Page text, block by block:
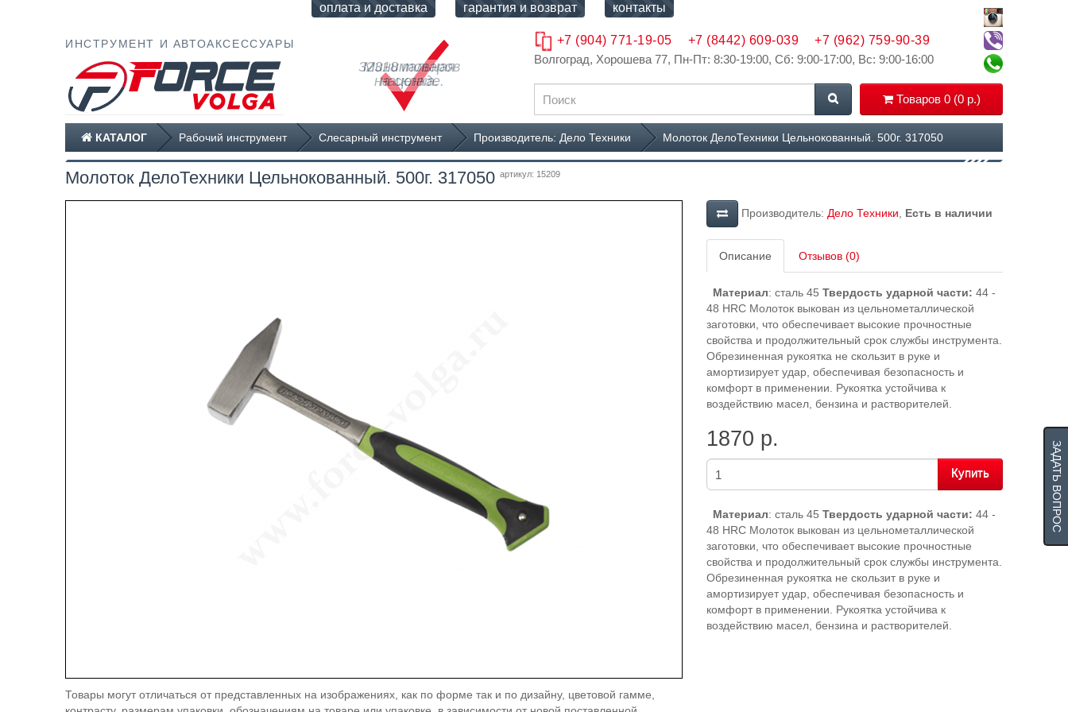
ИНСТРУМЕНТ И АВТОАКСЕССУАРЫ
оплата и доставка гарантия и возврат контакты
Волгоград, Хорошева 77, Пн-Пт: 8:30-19:00, Сб: 9:00-17:00, Вс: 9:00-16:00
Товаров 0 (0 р.)
Минимальная
наценка.
32318 товаров
на складе.
+7 (904) 771-19-05 +7 (8442) 609-039 +7 (962) 759-90-39
КАТАЛОГ Рабочий инструмент Слесарный инструмент Производитель: Дело Техники Молоток ДелоТехники Цельнокованный. 500г. 317050
Молоток ДелоТехники Цельнокованный. 500г. 317050 артикул: 15209
Товары могут отличаться от представленных на изображениях, как по форме так и по дизайну, цветовой гамме,
Производитель: Дело Техники Есть в наличии
Описание Отзывов (0)
Материал: cталь 45 Твердость ударной части: 44 -
48 HRC Молоток выкован из цельнометаллической
заготовки, что обеспечивает высокие прочностные
свойства и продолжительный срок службы инструмента.
Обрезиненная рукоятка не скользит в руке и
амортизирует удар, обеспечивая безопасность и
комфорт в применении. Рукоятка устойчива к
воздействию масел, бензина и растворителей.
1870 р.
Купить
Материал: cталь 45 Твердость ударной части: 44 -
48 HRC Молоток выкован из цельнометаллической
заготовки, что обеспечивает высокие прочностные
свойства и продолжительный срок службы инструмента.
Обрезиненная рукоятка не скользит в руке и
амортизирует удар, обеспечивая безопасность и
комфорт в применении. Рукоятка устойчива к
воздействию масел, бензина и растворителей.
ЗАДАТЬ ВОПРОС